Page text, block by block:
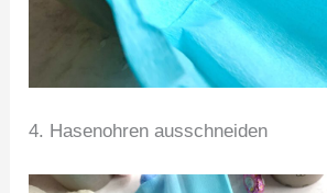
4. Hasenohren ausschneiden